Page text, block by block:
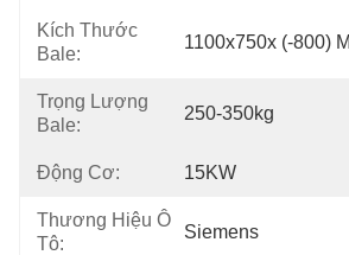
Kích Thước
Bale:
1100x750x (-800)
Trọng Lượng
Bale:
250-350kg
Động Cơ: 15KW
Thương Hiệu Ô
Tô:
Siemens